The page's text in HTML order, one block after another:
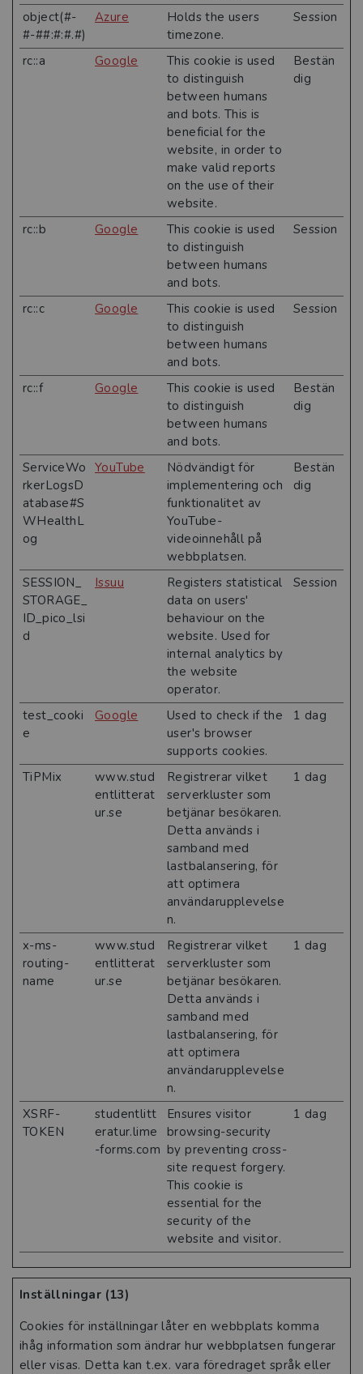
object(#-
#-##:#:#.#)
Azure
Holds the users
timezone.
Session
rc::a Google
This cookie is used
to distinguish
between humans
and bots. This is
beneficial for the
website, in order to
make valid reports
on the use of their
website.
Bestän
dig
rc::b Google
This cookie is used
to distinguish
between humans
and bots.
Session
rc::c Google
This cookie is used
to distinguish
between humans
and bots.
Session
rc::f Google
This cookie is used
to distinguish
between humans
and bots.
Bestän
dig
ServiceWo
rkerLogsD
atabase#S
WHealthL
og
YouTube
Nödvändigt för
implementering och
funktionalitet av
YouTube-
videoinnehåll på
webbplatsen. ​
Bestän
dig
SESSION_
STORAGE_
ID_pico_lsi
d
Issuu
Registers statistical
data on users'
behaviour on the
website. Used for
internal analytics by
the website
operator.
Session
test_cooki
e
Google
Used to check if the
user's browser
supports cookies.
1 dag
TiPMix
www.stud
entlitterat
ur.se
Registrerar vilket
serverkluster som
betjänar besökaren.
Detta används i
samband med
lastbalansering, för
att optimera
användarupplevelse
n.
1 dag
x-ms-
routing-
name
www.stud
entlitterat
ur.se
Registrerar vilket
serverkluster som
betjänar besökaren.
Detta används i
samband med
lastbalansering, för
att optimera
användarupplevelse
n.
1 dag
XSRF-
TOKEN
studentlitt
eratur.lime
-forms.com
Ensures visitor
browsing-security
by preventing cross-
site request forgery.
This cookie is
essential for the
security of the
website and visitor.
1 dag
Inställningar (13)
Cookies för inställningar låter en webbplats komma
ihåg information som ändrar hur webbplatsen fungerar
eller visas. Detta kan t.ex. vara föredraget språk eller